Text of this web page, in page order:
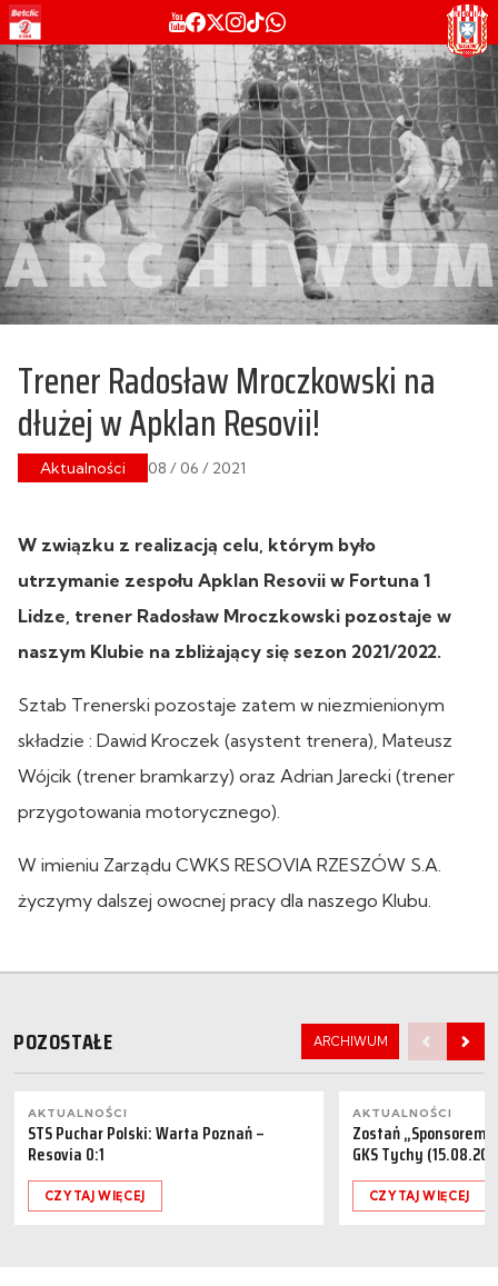
Trener Radosław Mroczkowski na
dłużej w Apklan Resovii!
Aktualności 08 / 06 / 2021
W związku z realizacją celu, którym było
utrzymanie zespołu Apklan Resovii w Fortuna 1
Lidze, trener Radosław Mroczkowski pozostaje w
naszym Klubie na zbliżający się sezon 2021/2022.
Sztab Trenerski pozostaje zatem w niezmienionym
składzie : Dawid Kroczek (asystent trenera), Mateusz
Wójcik (trener bramkarzy) oraz Adrian Jarecki (trener
przygotowania motorycznego).
W imieniu Zarządu CWKS RESOVIA RZESZÓW S.A.
życzymy dalszej owocnej pracy dla naszego Klubu.
POZOSTAŁE ARCHIWUM
AKTUALNOŚCI
STS Puchar Polski: Warta Poznań –
Resovia 0:1
CZYTAJ WIĘCEJ
AKTUALNOŚCI
Zostań „Sponsorem
GKS Tychy
CZYTAJ WIĘCEJ